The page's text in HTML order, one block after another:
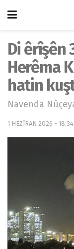
Di êrîşên
Herêma
hatin
Navenda
1 HEZÎRAN 2026 - 18:34